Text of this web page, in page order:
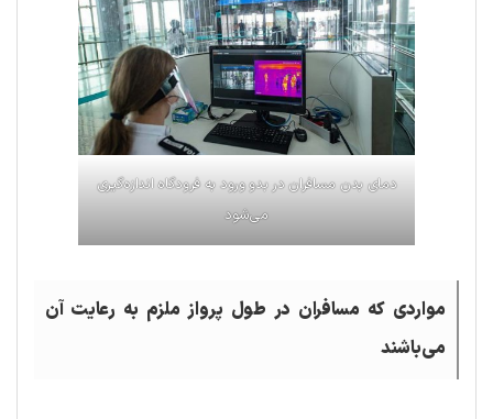
دمای بدن مسافران در بدو ورود به فرودگاه اندازه‌گیری
می‌شود
مواردی که مسافران در طول پرواز ملزم به رعایت آن
می‌باشند